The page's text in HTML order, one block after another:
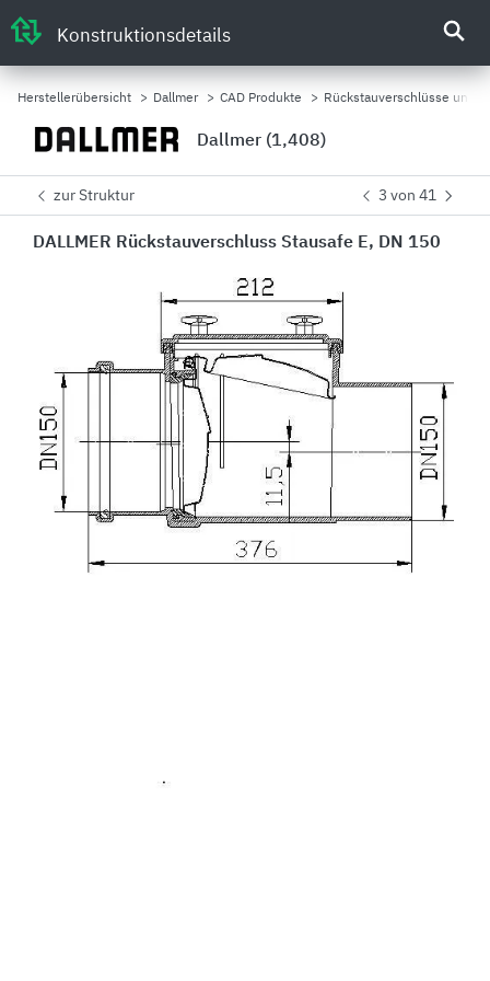
Konstruktionsdetails
Herstellerübersicht > Dallmer > CAD Produkte > Rückstauverschlüsse und
Dallmer (1,408)
zur Struktur 3 von 41
DALLMER Rückstauverschluss Stausafe E, DN 150